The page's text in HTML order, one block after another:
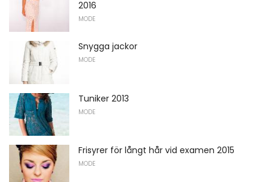
2016
MODE
Snygga jackor
MODE
Tuniker 2013
MODE
Frisyrer för långt hår vid examen 2015
MODE